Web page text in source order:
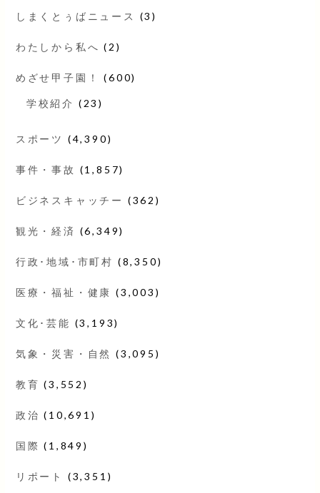
しまくとぅばニュース (3)
わたしから私へ (2)
めざせ甲子園！ (600)
学校紹介 (23)
スポーツ (4,390)
事件・事故 (1,857)
ビジネスキャッチー (362)
観光・経済 (6,349)
行政･地域･市町村 (8,350)
医療・福祉・健康 (3,003)
文化･芸能 (3,193)
気象・災害・自然 (3,095)
教育 (3,552)
政治 (10,691)
国際 (1,849)
リポート (3,351)